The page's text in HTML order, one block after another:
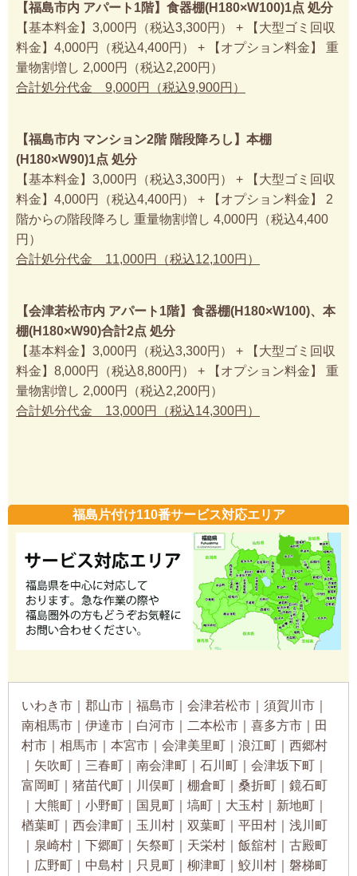
【福島市内 アパート1階】食器棚(H180×W100)1点 処分
【基本料金】3,000円（税込3,300円） + 【大型ゴミ回収
料金】4,000円（税込4,400円） + 【オプション料金】 重
量物割増し 2,000円（税込2,200円）
合計処分代金 9,000円（税込9,900円）
【福島市内 マンション2階 階段降ろし】本棚
(H180×W90)1点 処分
【基本料金】3,000円（税込3,300円） + 【大型ゴミ回収
料金】4,000円（税込4,400円） + 【オプション料金】 2
階からの階段降ろし 重量物割増し 4,000円（税込4,400
円）
合計処分代金 11,000円（税込12,100円）
【会津若松市内 アパート1階】食器棚(H180×W100)、本
棚(H180×W90)合計2点 処分
【基本料金】3,000円（税込3,300円） + 【大型ゴミ回収
料金】8,000円（税込8,800円） + 【オプション料金】 重
量物割増し 2,000円（税込2,200円）
合計処分代金 13,000円（税込14,300円）
福島片付け110番サービス対応エリア
いわき市｜郡山市｜福島市｜会津若松市｜須賀川市｜
南相馬市｜伊達市｜白河市｜二本松市｜喜多方市｜田
村市｜相馬市｜本宮市｜会津美里町｜浪江町｜西郷村
｜矢吹町｜三春町｜南会津町｜石川町｜会津坂下町｜
富岡町｜猪苗代町｜川俣町｜棚倉町｜桑折町｜鏡石町
｜大熊町｜小野町｜国見町｜塙町｜大玉村｜新地町｜
楢葉町｜西会津町｜玉川村｜双葉町｜平田村｜浅川町
｜泉崎村｜下郷町｜矢祭町｜天栄村｜飯舘村｜古殿町
｜広野町｜中島村｜只見町｜柳津町｜鮫川村｜磐梯町